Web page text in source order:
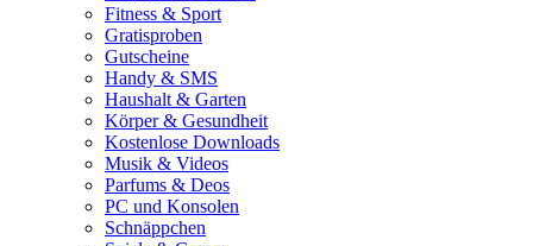
Fitness & Sport
Gratisproben
Gutscheine
Handy & SMS
Haushalt & Garten
Körper & Gesundheit
Kostenlose Downloads
Musik & Videos
Parfums & Deos
PC und Konsolen
Schnäppchen